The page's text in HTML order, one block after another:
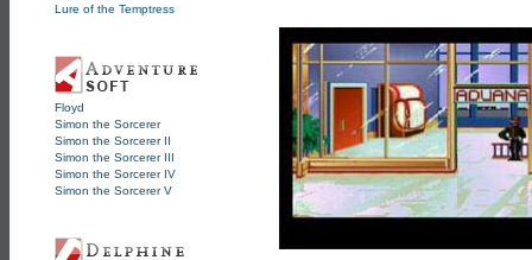
Lure of the Temptress
Floyd
Simon the Sorcerer
Simon the Sorcerer II
Simon the Sorcerer III
Simon the Sorcerer IV
Simon the Sorcerer V